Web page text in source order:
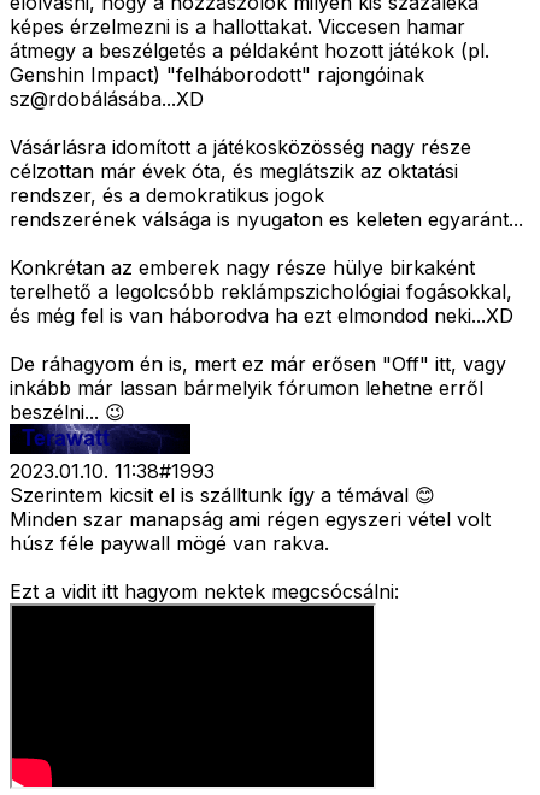
képes érzelmezni is a hallottakat. Viccesen hamar
átmegy a beszélgetés a példaként hozott játékok (pl.
Genshin Impact) "felháborodott" rajongóinak
sz@rdobálásába...XD
Vásárlásra idomított a játékosközösség nagy része
célzottan már évek óta, és meglátszik az oktatási
rendszer, és a demokratikus jogok
rendszerének válsága is nyugaton es keleten egyaránt...
Konkrétan az emberek nagy része hülye birkaként
terelhető a legolcsóbb reklámpszichológiai fogásokkal,
és még fel is van háborodva ha ezt elmondod neki...XD
De ráhagyom én is, mert ez már erősen "Off" itt, vagy
inkább már lassan bármelyik fórumon lehetne erről
beszélni... 😉
2023.01.10. 11:38#1993
Szerintem kicsit el is szálltunk így a témával 😊
Minden szar manapság ami régen egyszeri vétel volt
húsz féle paywall mögé van rakva.
Ezt a vidit itt hagyom nektek megcsócsálni: